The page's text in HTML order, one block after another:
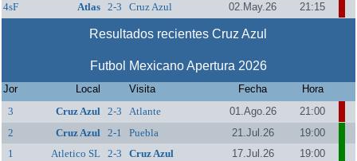
4sF
Atlas 2-3 Cruz Azul 02.May.26 21:15
Resultados recientes Cruz Azul
Futbol Mexicano Apertura 2026
Jor Local Visita Fecha
Hora
3
Cruz Azul 2-3 Atlante 01.Ago.26
21:00
2
Cruz Azul 2-1 Puebla 21.Jul.26
19:00
1
Atletico SL 2-3 Cruz Azul 17.Jul.26 19:00